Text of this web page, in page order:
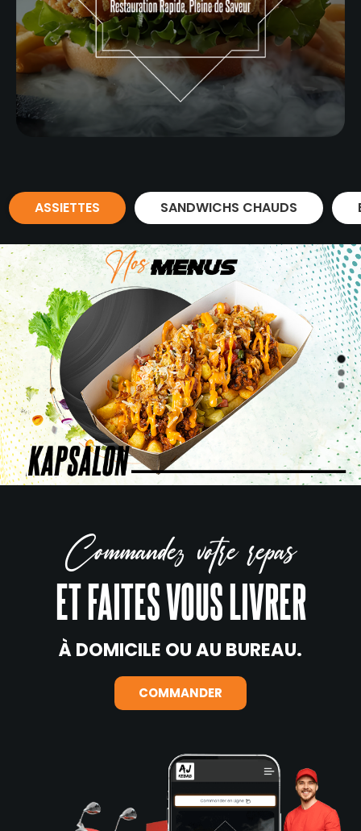
ASSIETTES SANDWICHS CHAUDS
Commandez votre repas
ET FAITES VOUS LIVRER
À DOMICILE OU AU BUREAU.
COMMANDER